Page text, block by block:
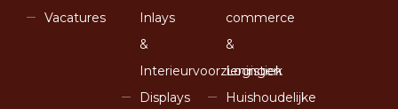
Vacatures
Inlays
&
Interieurvoorzieningen
Displays
commerce
&
Logistiek
Huishoudelijke